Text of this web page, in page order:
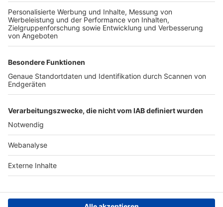
TOP-PARTNER
Nutzungsbedingungen Datenschutz Impressum